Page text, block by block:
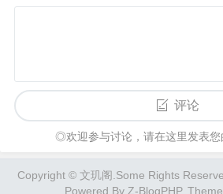
评论
◎欢迎参与讨论，请在这里发表您
Copyright © 文玑阁 .Some Rights
Powered By Z-BlogPHP.